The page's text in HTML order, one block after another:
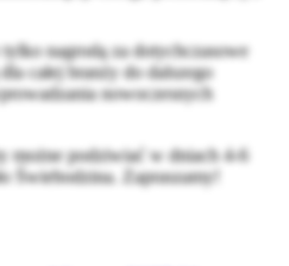
nagrodą za dotychczasowe
całej branży do dalszego
nowoczesnych
możne podziwiać w dniach 4-6
Świebodzina. Zapraszamy!